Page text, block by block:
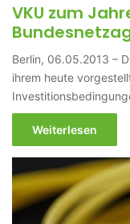
VKU zum
Berlin, 06.05.2013 –
ihrem heute
Weiterlesen